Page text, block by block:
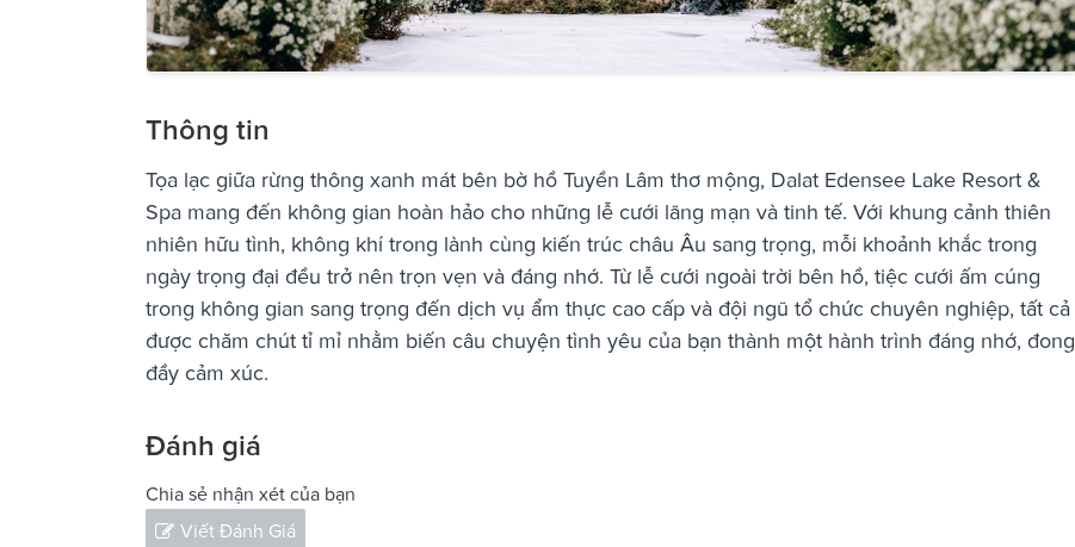
Thông tin
Tọa lạc giữa rừng thông xanh mát bên bờ hồ Tuyền Lâm thơ mộng, Dalat Edensee Lake Resort &
Spa mang đến không gian hoàn hảo cho những lễ cưới lãng mạn và tinh tế. Với khung cảnh thiên
nhiên hữu tình, không khí trong lành cùng kiến trúc châu Âu sang trọng, mỗi khoảnh khắc trong
ngày trọng đại đều trở nên trọn vẹn và đáng nhớ. Từ lễ cưới ngoài trời bên hồ, tiệc cưới ấm cúng
trong không gian sang trọng đến dịch vụ ẩm thực cao cấp và đội ngũ tổ chức chuyên nghiệp, tất cả
được chăm chút tỉ mỉ nhằm biến câu chuyện tình yêu của bạn thành một hành trình đáng nhớ, đong
đầy cảm xúc.
Đánh giá
Chia sẻ nhận xét của bạn
Viết Đánh Giá